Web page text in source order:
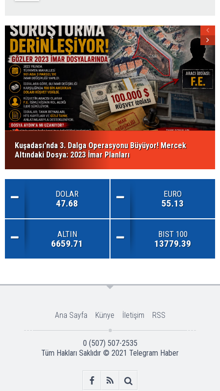
Kuşadası'nda 3. Dalga Operasyonu Büyüyor! Mercek
Altındaki Dosya: 2023 İmar Planları
DOLAR
47.68
EURO
55.13
ALTIN
6659.71
BIST 100
13779.39
Ana Sayfa Künye İletişim RSS
0 (507) 507-2535
Tüm Hakları Saklıdır © 2021 Telegram Haber